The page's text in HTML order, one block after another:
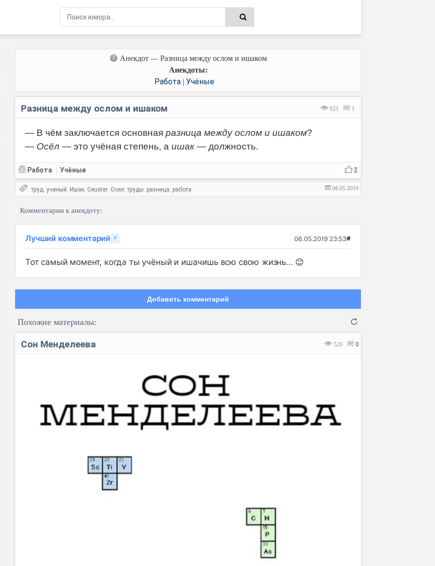
😄 Анекдот — Разница между ослом и ишаком
Анекдоты:
Работа | Учёные
921 1
Разница между ослом и ишаком
— В чём заключается основная разница между ослом и ишаком?
— Осёл — это учёная степень, а ишак— должность.
2
Работа Учёные
06.05.2019
труд, ученый, Ишак, Ceuster, Осел,труды, разница, работа
Комментарии к анекдоту:
Лучший комментарий ⚡ 06.05.2019 23:53#
Тот самый момент, когда ты учёный и ишачишь всю свою жизнь... 😊
Добавить комментарий
Похожие материалы:
520 0
Сон Менделеева